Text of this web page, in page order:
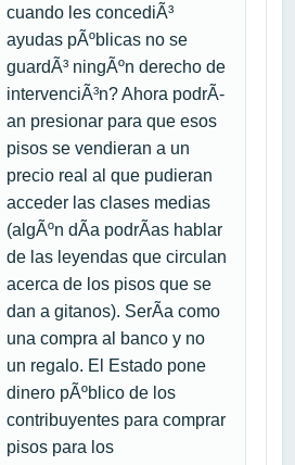
cuando les concediÃ³
ayudas pÃºblicas no se
guardÃ³ ningÃºn derecho de
intervenciÃ³n? Ahora podrÃ­
an presionar para que esos
pisos se vendieran a un
precio real al que pudieran
acceder las clases medias
(algÃºn dÃ­a podrÃ­as hablar
de las leyendas que circulan
acerca de los pisos que se
dan a gitanos). SerÃ­a como
una compra al banco y no
un regalo. El Estado pone
dinero pÃºblico de los
contribuyentes para comprar
pisos para los